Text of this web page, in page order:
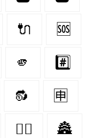
🔌 🆘
🫵 #️⃣
🔂 🈸
🐕‍🦺 🏯